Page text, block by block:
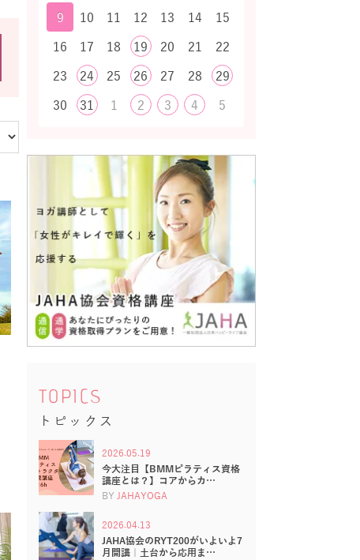
9
10 11 12 13 14
15
16
17 18 19 20 21
22
23
24 25 26 27 28
29
30
31 1 2 3 4 5
TOPICS
トピックス
2026.05.19
今大注目【BMMピラティス資格
講座とは？】コアからカ…
BY JAHAYOGA
2026.04.13
JAHA協会のRYT200がいよいよ7
月開講｜土台から応用ま…